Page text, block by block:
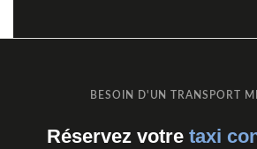
BESOIN D'UN TRANSPORT
Réservez votre taxi